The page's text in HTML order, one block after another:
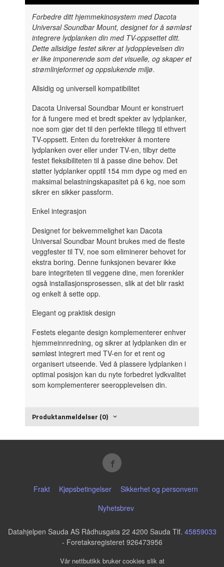
Forbedre ditt hjemmekinosystem med Dacota
Universal Soundbar Mount, designet for å sømløst
integrere lydplanken din med TV-oppsettet ditt.
Dette allsidige festet sikrer at lydopplevelsen din
er like imponerende som det visuelle, og skaper et
strømlinjeformet og oppslukende miljø.
Allsidig og universell kompatibilitet
Dacota Universal Soundbar Mount er konstruert
for å fungere med et bredt spekter av lydplanker,
noe som gjør det til den perfekte tillegg til ethvert
TV-oppsett. Enten du foretrekker å montere
lydplanken over eller under TV-en, tilbyr dette
festet fleksibiliteten til å passe dine behov. Det
støtter lydplanker opptil 154 mm dype og med en
maksimal belastningskapasitet på 6 kg, noe som
sikrer en sikker passform.
Enkel integrasjon
Designet for bekvemmelighet kan Dacota
Universal Soundbar Mount brukes med de fleste
veggfester til TV, noe som eliminerer behovet for
ekstra boring. Denne funksjonen bevarer ikke
bare integriteten til veggene dine, men forenkler
også installasjonsprosessen, slik at det blir raskt
og enkelt å sette opp.
Elegant og praktisk design
Festets elegante design komplementerer enhver
hjemmeinnredning, og sikrer at lydplanken din er
sømløst integrert med TV-en for et rent og
organisert utseende. Ved å plassere lydplanken i
optimal posisjon kan du nyte forbedret lydkvalitet
som komplementerer seeropplevelsen din.
Produktanmeldelser (0)
Frakt Kjøpsbetingelser
Sikkerhet og personvern
Nyhetsbrev
Datahjelpen Sauda AS Rådhusgata 22 4200 Sauda Tlf. 45859033
- Foretaksregisteret 926473956
Vår nettbutikk bruker cookies slik at